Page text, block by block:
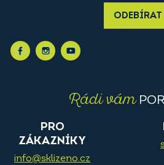
ODEBÍRAT
Rádi vám
PRO
ZÁKAZNÍKY
info@sklizeno.cz